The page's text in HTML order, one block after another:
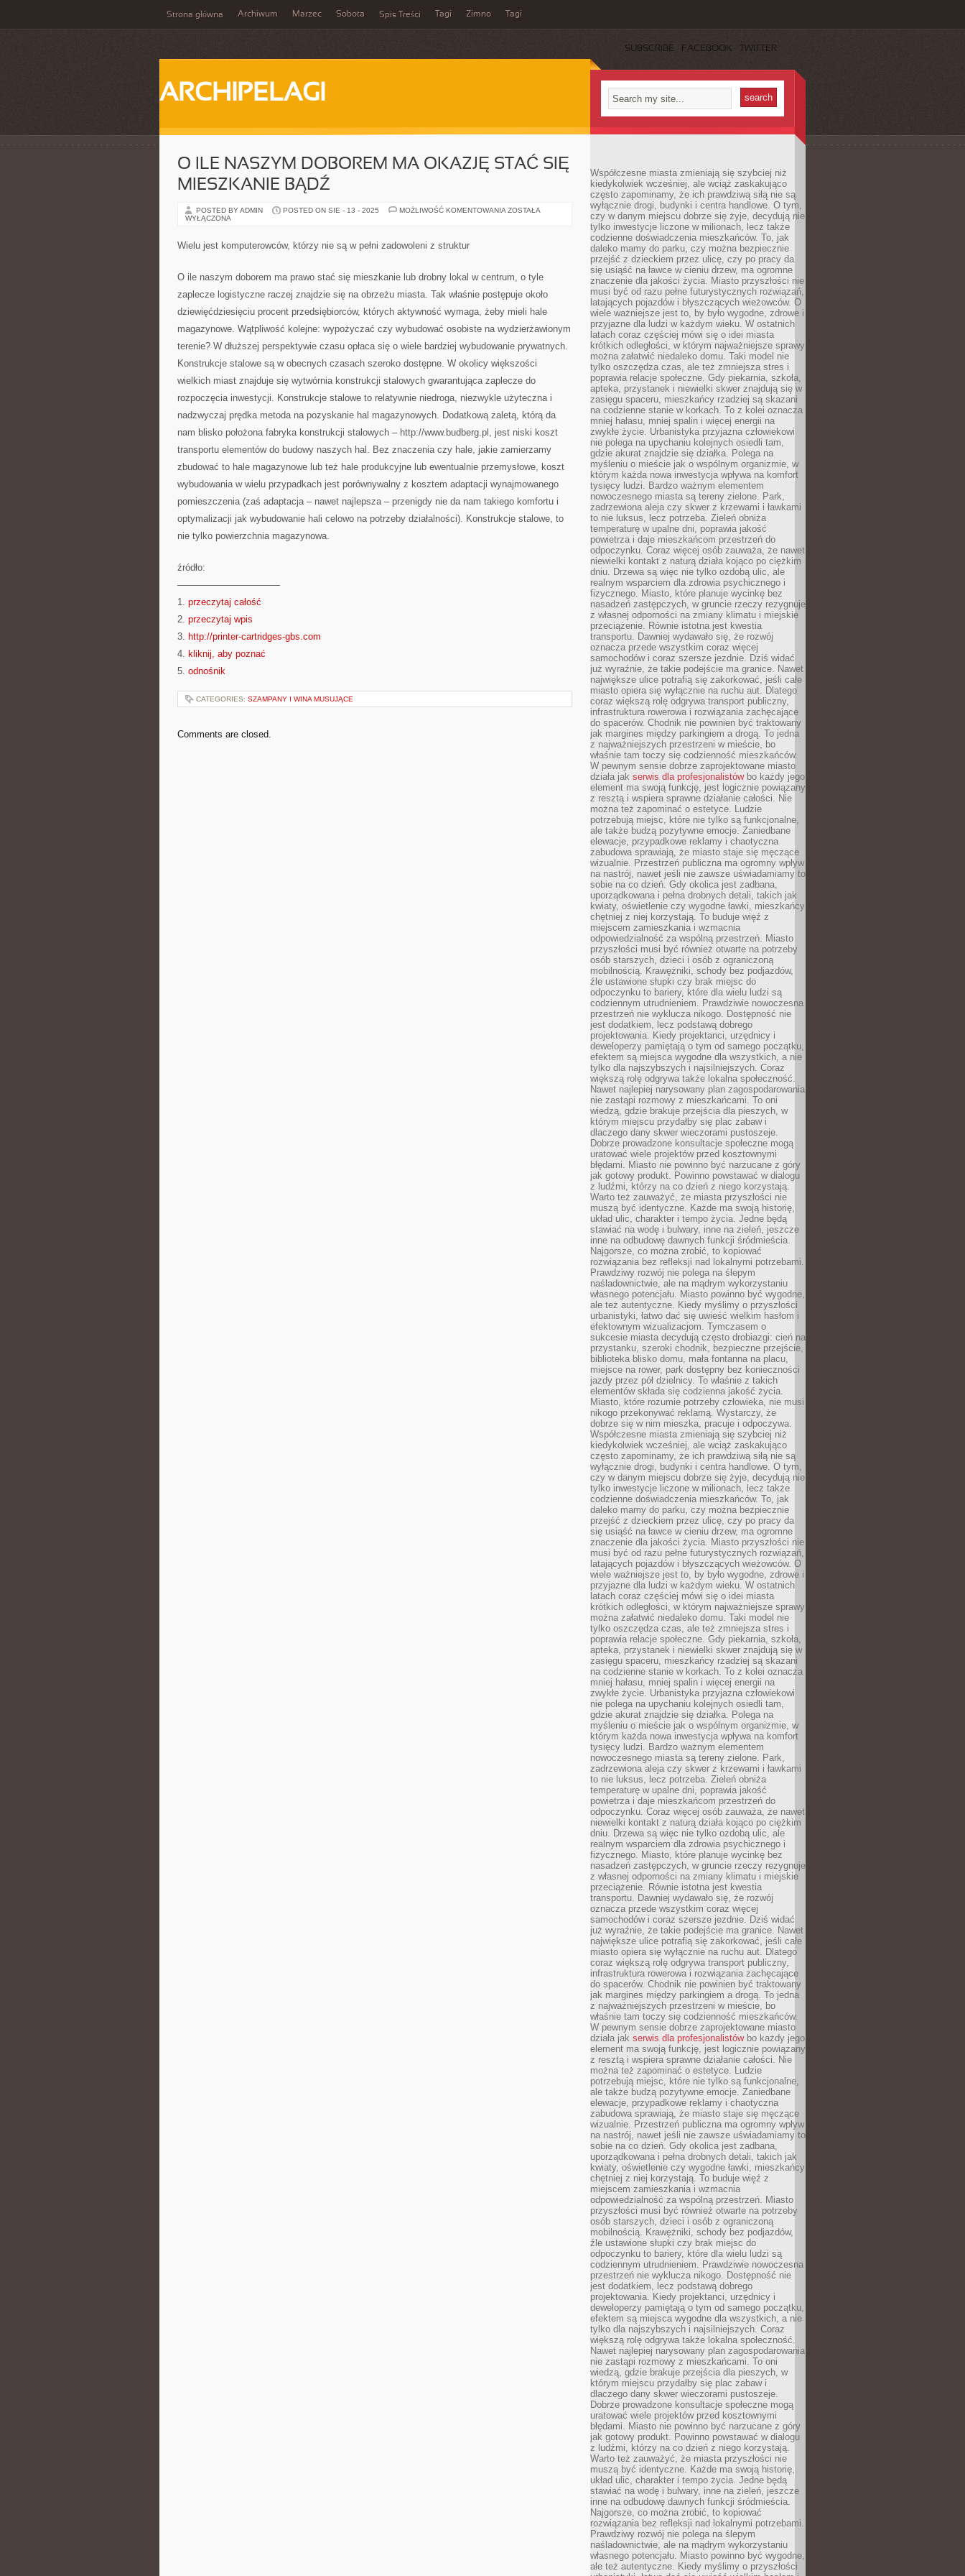
Strona główna Archiwum Marzec Sobota Spis Treści Tagi Zimno Tagi
SUBSCRIBE FACEBOOK TWITTER
ARCHIPELAGI
O ILE NASZYM DOBOREM MA OKAZJĘ STAĆ SIĘ
MIESZKANIE BĄDŹ
POSTED BY ADMIN POSTED ON SIE - 13 - 2025 MOŻLIWOŚĆ KOMENTOWANIA O
MIESZKANIE
BĄDŹ
ZOSTAŁA
WYŁĄCZONA
Wielu jest komputerowców, którzy nie są w pełni zadowoleni z struktur
O ile naszym doborem ma prawo stać się mieszkanie lub drobny lokal w centrum, o tyle
zaplecze logistyczne raczej znajdzie się na obrzeżu miasta. Tak właśnie postępuje około
dziewięćdziesięciu procent przedsiębiorców, których aktywność wymaga, żeby mieli hale
magazynowe. Wątpliwość kolejne: wypożyczać czy wybudować osobiste na wydzierżawionym
terenie? W dłuższej perspektywie czasu opłaca się o wiele bardziej wybudowanie prywatnych.
Konstrukcje stalowe są w obecnych czasach szeroko dostępne. W okolicy większości
wielkich miast znajduje się wytwórnia konstrukcji stalowych gwarantująca zaplecze do
rozpoczęcia inwestycji. Konstrukcje stalowe to relatywnie niedroga, niezwykle użyteczna i
nadzwyczaj prędka metoda na pozyskanie hal magazynowych. Dodatkową zaletą, którą da
nam blisko położona fabryka konstrukcji stalowych – http://www.budberg.pl, jest niski koszt
transportu elementów do budowy naszych hal. Bez znaczenia czy hale, jakie zamierzamy
zbudować to hale magazynowe lub też hale produkcyjne lub ewentualnie przemysłowe, koszt
wybudowania w wielu przypadkach jest porównywalny z kosztem adaptacji wynajmowanego
pomieszczenia (zaś adaptacja – nawet najlepsza – przenigdy nie da nam takiego komfortu i
optymalizacji jak wybudowanie hali celowo na potrzeby działalności). Konstrukcje stalowe, to
nie tylko powierzchnia magazynowa.
źródło:
———————————
1. przeczytaj całość
2. przeczytaj wpis
3. http://printer-cartridges-gbs.com
4. kliknij, aby poznać
5. odnośnik
CATEGORIES: SZAMPANY I WINA MUSUJĄCE
Comments are closed.
Współczesne miasta zmieniają się szybciej niż
kiedykolwiek wcześniej, ale wciąż zaskakująco
często zapominamy, że ich prawdziwą siłą nie są
wyłącznie drogi, budynki i centra handlowe. O tym,
czy w danym miejscu dobrze się żyje, decydują nie
tylko inwestycje liczone w milionach, lecz także
codzienne doświadczenia mieszkańców. To, jak
daleko mamy do parku, czy można bezpiecznie
przejść z dzieckiem przez ulicę, czy po pracy da
się usiąść na ławce w cieniu drzew, ma ogromne
znaczenie dla jakości życia. Miasto przyszłości nie
musi być od razu pełne futurystycznych rozwiązań,
latających pojazdów i błyszczących wieżowców. O
wiele ważniejsze jest to, by było wygodne, zdrowe i
przyjazne dla ludzi w każdym wieku. W ostatnich
latach coraz częściej mówi się o idei miasta
krótkich odległości, w którym najważniejsze sprawy
można załatwić niedaleko domu. Taki model nie
tylko oszczędza czas, ale też zmniejsza stres i
poprawia relacje społeczne. Gdy piekarnia, szkoła,
apteka, przystanek i niewielki skwer znajdują się w
zasięgu spaceru, mieszkańcy rzadziej są skazani
na codzienne stanie w korkach. To z kolei oznacza
mniej hałasu, mniej spalin i więcej energii na
zwykłe życie. Urbanistyka przyjazna człowiekowi
nie polega na upychaniu kolejnych osiedli tam,
gdzie akurat znajdzie się działka. Polega na
myśleniu o mieście jak o wspólnym organizmie, w
którym każda nowa inwestycja wpływa na komfort
tysięcy ludzi. Bardzo ważnym elementem
nowoczesnego miasta są tereny zielone. Park,
zadrzewiona aleja czy skwer z krzewami i ławkami
to nie luksus, lecz potrzeba. Zieleń obniża
temperaturę w upalne dni, poprawia jakość
powietrza i daje mieszkańcom przestrzeń do
odpoczynku. Coraz więcej osób zauważa, że nawet
niewielki kontakt z naturą działa kojąco po ciężkim
dniu. Drzewa są więc nie tylko ozdobą ulic, ale
realnym wsparciem dla zdrowia psychicznego i
fizycznego. Miasto, które planuje wycinkę bez
nasadzeń zastępczych, w gruncie rzeczy rezygnuje
z własnej odporności na zmiany klimatu i miejskie
przeciążenie. Równie istotna jest kwestia
transportu. Dawniej wydawało się, że rozwój
oznacza przede wszystkim coraz więcej
samochodów i coraz szersze jezdnie. Dziś widać
już wyraźnie, że takie podejście ma granice. Nawet
największe ulice potrafią się zakorkować, jeśli całe
miasto opiera się wyłącznie na ruchu aut. Dlatego
coraz większą rolę odgrywa transport publiczny,
infrastruktura rowerowa i rozwiązania zachęcające
do spacerów. Chodnik nie powinien być traktowany
jak margines między parkingiem a drogą. To jedna
z najważniejszych przestrzeni w mieście, bo
właśnie tam toczy się codzienność mieszkańców.
W pewnym sensie dobrze zaprojektowane miasto
działa jak serwis dla profesjonalistówbo każdy jego
element ma swoją funkcję, jest logicznie powiązany
z resztą i wspiera sprawne działanie całości. Nie
można też zapominać o estetyce. Ludzie
potrzebują miejsc, które nie tylko są funkcjonalne,
ale także budzą pozytywne emocje. Zaniedbane
elewacje, przypadkowe reklamy i chaotyczna
zabudowa sprawiają, że miasto staje się męczące
wizualnie. Przestrzeń publiczna ma ogromny wpływ
na nastrój, nawet jeśli nie zawsze uświadamiamy to
sobie na co dzień. Gdy okolica jest zadbana,
uporządkowana i pełna drobnych detali, takich jak
kwiaty, oświetlenie czy wygodne ławki, mieszkańcy
chętniej z niej korzystają. To buduje więź z
miejscem zamieszkania i wzmacnia
odpowiedzialność za wspólną przestrzeń. Miasto
przyszłości musi być również otwarte na potrzeby
osób starszych, dzieci i osób z ograniczoną
mobilnością. Krawężniki, schody bez podjazdów,
źle ustawione słupki czy brak miejsc do
odpoczynku to bariery, które dla wielu ludzi są
codziennym utrudnieniem. Prawdziwie nowoczesna
przestrzeń nie wyklucza nikogo. Dostępność nie
jest dodatkiem, lecz podstawą dobrego
projektowania. Kiedy projektanci, urzędnicy i
deweloperzy pamiętają o tym od samego początku,
efektem są miejsca wygodne dla wszystkich, a nie
tylko dla najszybszych i najsilniejszych. Coraz
większą rolę odgrywa także lokalna społeczność.
Nawet najlepiej narysowany plan zagospodarowania
nie zastąpi rozmowy z mieszkańcami. To oni
wiedzą, gdzie brakuje przejścia dla pieszych, w
którym miejscu przydałby się plac zabaw i
dlaczego dany skwer wieczorami pustoszeje.
Dobrze prowadzone konsultacje społeczne mogą
uratować wiele projektów przed kosztownymi
błędami. Miasto nie powinno być narzucane z góry
jak gotowy produkt. Powinno powstawać w dialogu
z ludźmi, którzy na co dzień z niego korzystają.
Warto też zauważyć, że miasta przyszłości nie
muszą być identyczne. Każde ma swoją historię,
układ ulic, charakter i tempo życia. Jedne będą
stawiać na wodę i bulwary, inne na zieleń, jeszcze
inne na odbudowę dawnych funkcji śródmieścia.
Najgorsze, co można zrobić, to kopiować
rozwiązania bez refleksji nad lokalnymi potrzebami.
Prawdziwy rozwój nie polega na ślepym
naśladownictwie, ale na mądrym wykorzystaniu
własnego potencjału. Miasto powinno być wygodne,
ale też autentyczne. Kiedy myślimy o przyszłości
urbanistyki, łatwo dać się uwieść wielkim hasłom i
efektownym wizualizacjom. Tymczasem o
sukcesie miasta decydują często drobiazgi: cień na
przystanku, szeroki chodnik, bezpieczne przejście,
biblioteka blisko domu, mała fontanna na placu,
miejsce na rower, park dostępny bez konieczności
jazdy przez pół dzielnicy. To właśnie z takich
elementów składa się codzienna jakość życia.
Miasto, które rozumie potrzeby człowieka, nie musi
nikogo przekonywać reklamą. Wystarczy, że
dobrze się w nim mieszka, pracuje i odpoczywa.
Współczesne miasta zmieniają się szybciej niż
kiedykolwiek wcześniej, ale wciąż zaskakująco
często zapominamy, że ich prawdziwą siłą nie są
wyłącznie drogi, budynki i centra handlowe. O tym,
czy w danym miejscu dobrze się żyje, decydują nie
tylko inwestycje liczone w milionach, lecz także
codzienne doświadczenia mieszkańców. To, jak
daleko mamy do parku, czy można bezpiecznie
przejść z dzieckiem przez ulicę, czy po pracy da
się usiąść na ławce w cieniu drzew, ma ogromne
znaczenie dla jakości życia. Miasto przyszłości nie
musi być od razu pełne futurystycznych rozwiązań,
latających pojazdów i błyszczących wieżowców. O
wiele ważniejsze jest to, by było wygodne, zdrowe i
przyjazne dla ludzi w każdym wieku. W ostatnich
latach coraz częściej mówi się o idei miasta
krótkich odległości, w którym najważniejsze sprawy
można załatwić niedaleko domu. Taki model nie
tylko oszczędza czas, ale też zmniejsza stres i
poprawia relacje społeczne. Gdy piekarnia, szkoła,
apteka, przystanek i niewielki skwer znajdują się w
zasięgu spaceru, mieszkańcy rzadziej są skazani
na codzienne stanie w korkach. To z kolei oznacza
mniej hałasu, mniej spalin i więcej energii na
zwykłe życie. Urbanistyka przyjazna człowiekowi
nie polega na upychaniu kolejnych osiedli tam,
gdzie akurat znajdzie się działka. Polega na
myśleniu o mieście jak o wspólnym organizmie, w
którym każda nowa inwestycja wpływa na komfort
tysięcy ludzi. Bardzo ważnym elementem
nowoczesnego miasta są tereny zielone. Park,
zadrzewiona aleja czy skwer z krzewami i ławkami
to nie luksus, lecz potrzeba. Zieleń obniża
temperaturę w upalne dni, poprawia jakość
powietrza i daje mieszkańcom przestrzeń do
odpoczynku. Coraz więcej osób zauważa, że nawet
niewielki kontakt z naturą działa kojąco po ciężkim
dniu. Drzewa są więc nie tylko ozdobą ulic, ale
realnym wsparciem dla zdrowia psychicznego i
fizycznego. Miasto, które planuje wycinkę bez
nasadzeń zastępczych, w gruncie rzeczy rezygnuje
z własnej odporności na zmiany klimatu i miejskie
przeciążenie. Równie istotna jest kwestia
transportu. Dawniej wydawało się, że rozwój
oznacza przede wszystkim coraz więcej
samochodów i coraz szersze jezdnie. Dziś widać
już wyraźnie, że takie podejście ma granice. Nawet
największe ulice potrafią się zakorkować, jeśli całe
miasto opiera się wyłącznie na ruchu aut. Dlatego
coraz większą rolę odgrywa transport publiczny,
infrastruktura rowerowa i rozwiązania zachęcające
do spacerów. Chodnik nie powinien być traktowany
jak margines między parkingiem a drogą. To jedna
z najważniejszych przestrzeni w mieście, bo
właśnie tam toczy się codzienność mieszkańców.
W pewnym sensie dobrze zaprojektowane miasto
działa jak serwis dla profesjonalistówbo każdy jego
element ma swoją funkcję, jest logicznie powiązany
z resztą i wspiera sprawne działanie całości. Nie
można też zapominać o estetyce. Ludzie
potrzebują miejsc, które nie tylko są funkcjonalne,
ale także budzą pozytywne emocje. Zaniedbane
elewacje, przypadkowe reklamy i chaotyczna
zabudowa sprawiają, że miasto staje się męczące
wizualnie. Przestrzeń publiczna ma ogromny wpływ
na nastrój, nawet jeśli nie zawsze uświadamiamy to
sobie na co dzień. Gdy okolica jest zadbana,
uporządkowana i pełna drobnych detali, takich jak
kwiaty, oświetlenie czy wygodne ławki, mieszkańcy
chętniej z niej korzystają. To buduje więź z
miejscem zamieszkania i wzmacnia
odpowiedzialność za wspólną przestrzeń. Miasto
przyszłości musi być również otwarte na potrzeby
osób starszych, dzieci i osób z ograniczoną
mobilnością. Krawężniki, schody bez podjazdów,
źle ustawione słupki czy brak miejsc do
odpoczynku to bariery, które dla wielu ludzi są
codziennym utrudnieniem. Prawdziwie nowoczesna
przestrzeń nie wyklucza nikogo. Dostępność nie
jest dodatkiem, lecz podstawą dobrego
projektowania. Kiedy projektanci, urzędnicy i
deweloperzy pamiętają o tym od samego początku,
efektem są miejsca wygodne dla wszystkich, a nie
tylko dla najszybszych i najsilniejszych. Coraz
większą rolę odgrywa także lokalna społeczność.
Nawet najlepiej narysowany plan zagospodarowania
nie zastąpi rozmowy z mieszkańcami. To oni
wiedzą, gdzie brakuje przejścia dla pieszych, w
którym miejscu przydałby się plac zabaw i
dlaczego dany skwer wieczorami pustoszeje.
Dobrze prowadzone konsultacje społeczne mogą
uratować wiele projektów przed kosztownymi
błędami. Miasto nie powinno być narzucane z góry
jak gotowy produkt. Powinno powstawać w dialogu
z ludźmi, którzy na co dzień z niego korzystają.
Warto też zauważyć, że miasta przyszłości nie
muszą być identyczne. Każde ma swoją historię,
układ ulic, charakter i tempo życia. Jedne będą
stawiać na wodę i bulwary, inne na zieleń, jeszcze
inne na odbudowę dawnych funkcji śródmieścia.
Najgorsze, co można zrobić, to kopiować
rozwiązania bez refleksji nad lokalnymi potrzebami.
Prawdziwy rozwój nie polega na ślepym
naśladownictwie, ale na mądrym wykorzystaniu
własnego potencjału. Miasto powinno być wygodne,
ale też autentyczne. Kiedy myślimy o przyszłości